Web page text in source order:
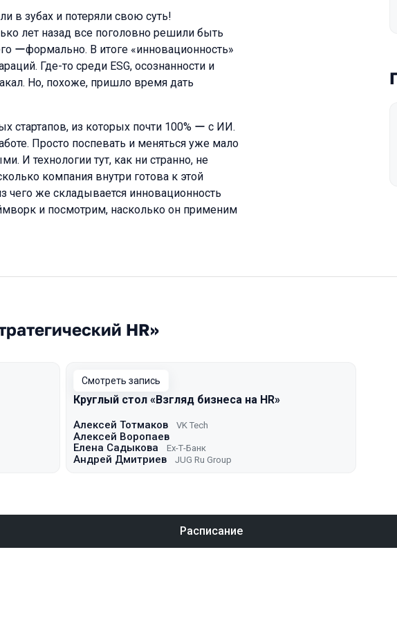
в зубах и потеряли свою суть!
лет назад все поголовно решили быть
ーформально. В итоге «инновационность»
Где-то среди ESG, осознанности и
Но, похоже, пришло время дать
стартапов, из которых почти 100% ー с ИИ.
Просто поспевать и меняться уже мало
И технологии тут, как ни странно, не
компания внутри готова к этой
чего же складывается инновационность
и посмотрим, насколько он применим
HR»
Смотреть запись
Круглый стол «Взгляд бизнеса на HR»
Алексей Тотмаков VK Tech
Алексей Воропаев
Елена Садыкова
Ex-Т-Банк
Андрей Дмитриев JUG Ru Group
Расписание